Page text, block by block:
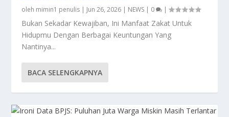
oleh mimin1 penulis | Jun 26, 2026 | NEWS | 0 |
Bukan Sekadar Kewajiban, Ini Manfaat Zakat Untuk
Hidupmu Dengan Berbagai Keuntungan Yang
Nantinya...
BACA SELENGKAPNYA